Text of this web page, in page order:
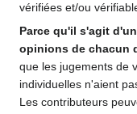
vérifiées et/ou
Parce qu'il s'agit
opinions de chacun
que les jugements de
individuelles n'aient
Les contributeurs